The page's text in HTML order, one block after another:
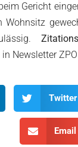
Gericht
Wohnsitz
Newsletter
Twitter
Email